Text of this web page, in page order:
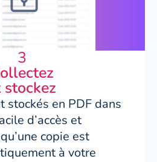
3
stockez
stockés en PDF dans
d’accès et
copie est
à votre